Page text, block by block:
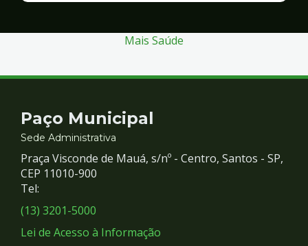
Segurança
Mais Saúde
Contato
e
Redes
Sociais
Paço Municipal
Sede Administrativa
Praça Visconde de Mauá, s/nº - Centro, Santos - SP,
CEP 11010-900
Tel:
(13) 3201-5000
Lei de Acesso à Informação